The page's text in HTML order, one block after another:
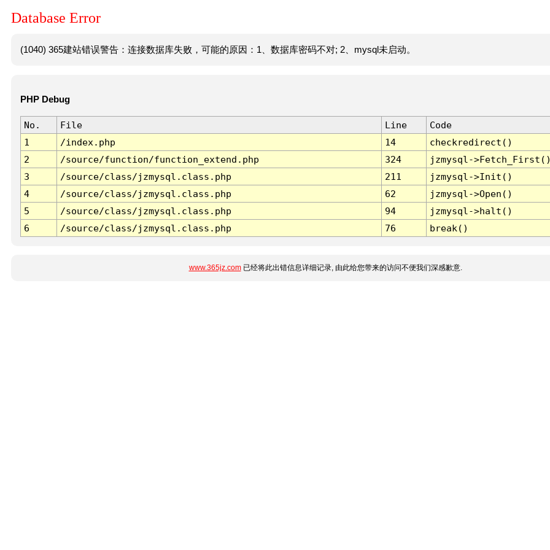
Database Error
(1040) 365建站错误警告：连接数据库失败，可能的原因：1、数据库密码不对; 2、mysql未启动。
PHP Debug
No. File Line
Code
1
/index.php 14
checkredirect()
2
/source/function/function_extend.php 324
jzmysql-
3
/source/class/jzmysql.class.php 211
jzmysql->Init()
4
/source/class/jzmysql.class.php 62
jzmysql->Open()
5
/source/class/jzmysql.class.php 94
jzmysql->halt()
6
/source/class/jzmysql.class.php 76 break()
www.365jz.com已经将此出错信息详细记录, 由此给您带来的访问不便我们深感歉意.